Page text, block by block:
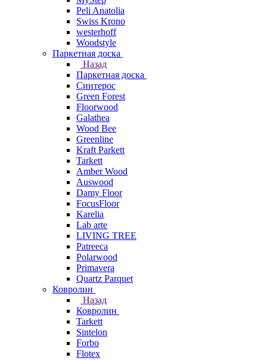
Peli Anatolia
Swiss Krono
westerhoff
Woodstyle
Паркетная доска
Назад
Паркетная доска
Синтерос
Green Forest
Floorwood
Galathea
Wood Bee
Greenline
Kraft Parkett
Tarkett
Amber Wood
Auswood
Damy Floor
FocusFloor
Karelia
Lab arte
LIVING TREE
Patreeca
Polarwood
Primavera
Quartz Parquet
Ковролин
Назад
Ковролин
Tarkett
Sintelon
Forbo
Flotex